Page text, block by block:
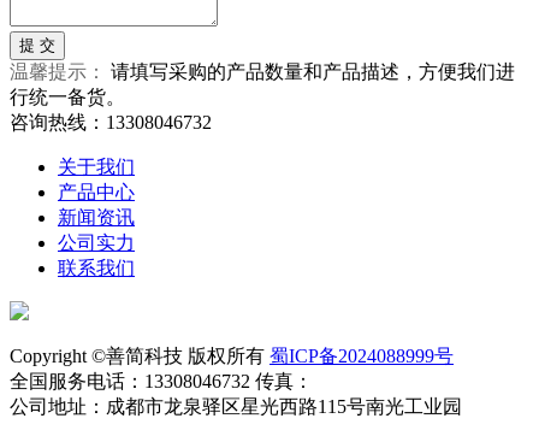
温馨提示： 请填写采购的产品数量和产品描述，方便我们进
行统一备货。
咨询热线：13308046732
关于我们
产品中心
新闻资讯
公司实力
联系我们
Copyright ©善简科技 版权所有 蜀ICP备2024088999号
全国服务电话：13308046732 传真：
公司地址：成都市龙泉驿区星光西路115号南光工业园